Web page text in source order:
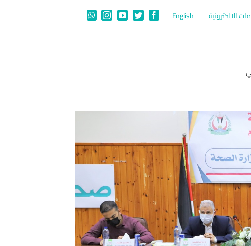
الالكترونية English
Facebook
Twitter
YouTube
Instagram
WhatsApp